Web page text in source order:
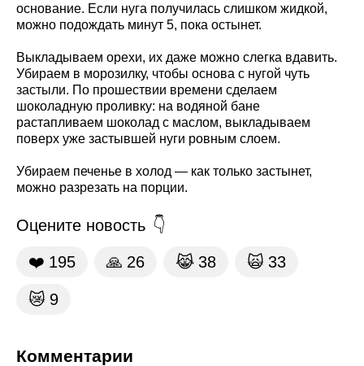
основание. Если нуга получилась слишком жидкой,
можно подождать минут 5, пока остынет.
Выкладываем орехи, их даже можно слегка вдавить.
Убираем в морозилку, чтобы основа с нугой чуть
застыли. По прошествии времени сделаем
шоколадную проливку: на водяной бане
растапливаем шоколад с маслом, выкладываем
поверх уже застывшей нуги ровным слоем.
Убираем печенье в холод — как только застынет,
можно разрезать на порции.
Оцените новость
❤️ 195 🙏 26 😹 38 🙀 33
😿 9
Комментарии